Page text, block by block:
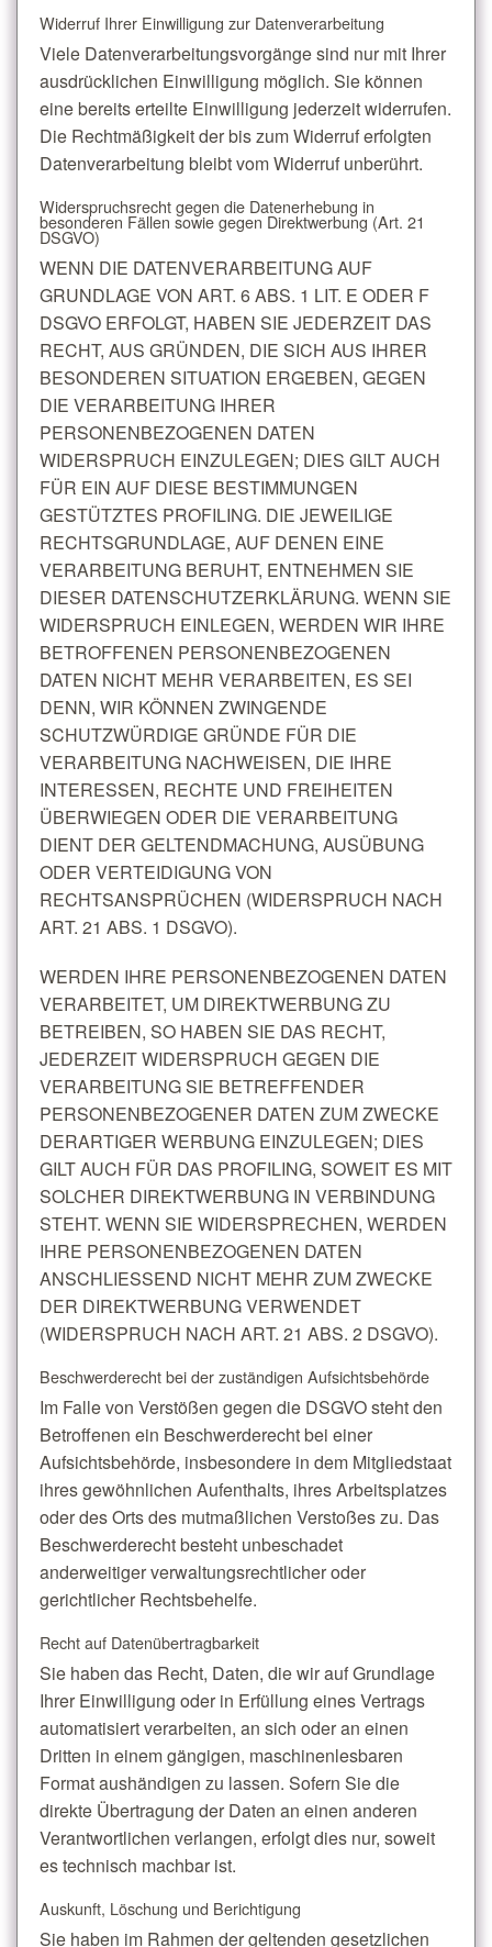
Widerruf Ihrer Einwilligung zur Datenverarbeitung
Viele Datenverarbeitungsvorgänge sind nur mit Ihrer
ausdrücklichen Einwilligung möglich. Sie können
eine bereits erteilte Einwilligung jederzeit widerrufen.
Die Rechtmäßigkeit der bis zum Widerruf erfolgten
Datenverarbeitung bleibt vom Widerruf unberührt.
Widerspruchsrecht gegen die Datenerhebung in
besonderen Fällen sowie gegen Direktwerbung (Art. 21
DSGVO)
WENN DIE DATENVERARBEITUNG AUF
GRUNDLAGE VON ART. 6 ABS. 1 LIT. E ODER F
DSGVO ERFOLGT, HABEN SIE JEDERZEIT DAS
RECHT, AUS GRÜNDEN, DIE SICH AUS IHRER
BESONDEREN SITUATION ERGEBEN, GEGEN
DIE VERARBEITUNG IHRER
PERSONENBEZOGENEN DATEN
WIDERSPRUCH EINZULEGEN; DIES GILT AUCH
FÜR EIN AUF DIESE BESTIMMUNGEN
GESTÜTZTES PROFILING. DIE JEWEILIGE
RECHTSGRUNDLAGE, AUF DENEN EINE
VERARBEITUNG BERUHT, ENTNEHMEN SIE
DIESER DATENSCHUTZERKLÄRUNG. WENN SIE
WIDERSPRUCH EINLEGEN, WERDEN WIR IHRE
BETROFFENEN PERSONENBEZOGENEN
DATEN NICHT MEHR VERARBEITEN, ES SEI
DENN, WIR KÖNNEN ZWINGENDE
SCHUTZWÜRDIGE GRÜNDE FÜR DIE
VERARBEITUNG NACHWEISEN, DIE IHRE
INTERESSEN, RECHTE UND FREIHEITEN
ÜBERWIEGEN ODER DIE VERARBEITUNG
DIENT DER GELTENDMACHUNG, AUSÜBUNG
ODER VERTEIDIGUNG VON
RECHTSANSPRÜCHEN (WIDERSPRUCH NACH
ART. 21 ABS. 1 DSGVO).
WERDEN IHRE PERSONENBEZOGENEN DATEN
VERARBEITET, UM DIREKTWERBUNG ZU
BETREIBEN, SO HABEN SIE DAS RECHT,
JEDERZEIT WIDERSPRUCH GEGEN DIE
VERARBEITUNG SIE BETREFFENDER
PERSONENBEZOGENER DATEN ZUM ZWECKE
DERARTIGER WERBUNG EINZULEGEN; DIES
GILT AUCH FÜR DAS PROFILING, SOWEIT ES MIT
SOLCHER DIREKTWERBUNG IN VERBINDUNG
STEHT. WENN SIE WIDERSPRECHEN, WERDEN
IHRE PERSONENBEZOGENEN DATEN
ANSCHLIESSEND NICHT MEHR ZUM ZWECKE
DER DIREKTWERBUNG VERWENDET
(WIDERSPRUCH NACH ART. 21 ABS. 2 DSGVO).
Beschwerde­recht bei der zuständigen Aufsichts­behörde
Im Falle von Verstößen gegen die DSGVO steht den
Betroffenen ein Beschwerderecht bei einer
Aufsichtsbehörde, insbesondere in dem Mitgliedstaat
ihres gewöhnlichen Aufenthalts, ihres Arbeitsplatzes
oder des Orts des mutmaßlichen Verstoßes zu. Das
Beschwerderecht besteht unbeschadet
anderweitiger verwaltungsrechtlicher oder
gerichtlicher Rechtsbehelfe.
Recht auf Daten­übertrag­barkeit
Sie haben das Recht, Daten, die wir auf Grundlage
Ihrer Einwilligung oder in Erfüllung eines Vertrags
automatisiert verarbeiten, an sich oder an einen
Dritten in einem gängigen, maschinenlesbaren
Format aushändigen zu lassen. Sofern Sie die
direkte Übertragung der Daten an einen anderen
Verantwortlichen verlangen, erfolgt dies nur, soweit
es technisch machbar ist.
Auskunft, Löschung und Berichtigung
Sie haben im Rahmen der geltenden gesetzlichen